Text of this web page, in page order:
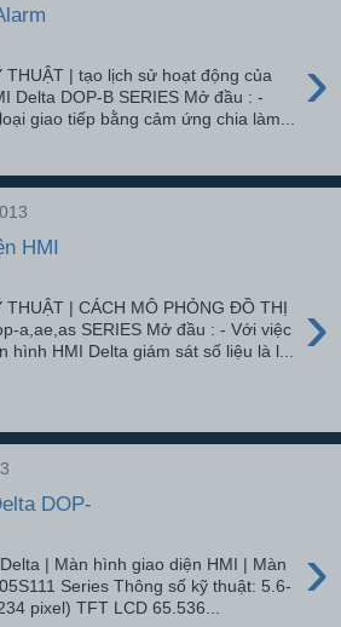
›
THUẬT | tạo lịch sử hoạt động của
Delta DOP-B SERIES Mở đầu : -
giao tiếp bằng cảm ứng chia làm...
HMI
›
THUẬT | CÁCH MÔ PHỎNG ĐỒ THỊ
a,ae,as SERIES Mở đầu : - Với việc
hình HMI Delta giám sát số liệu là l...
DOP-
›
| Màn hình giao diện HMI | Màn
Series Thông số kỹ thuật: 5.6-
pixel) TFT LCD 65.536...